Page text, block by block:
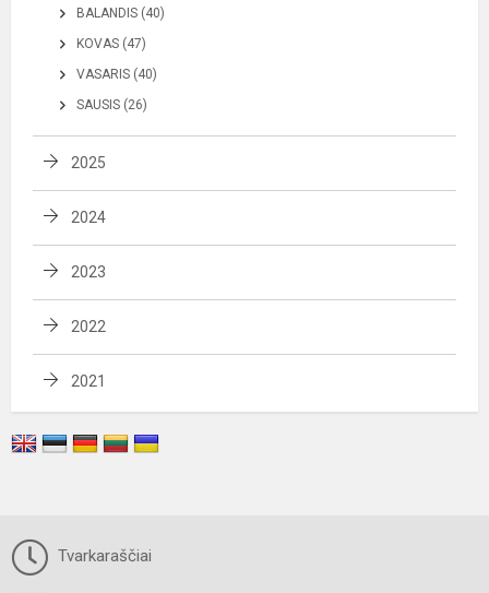
BALANDIS (40)
KOVAS (47)
VASARIS (40)
SAUSIS (26)
2025
2024
2023
2022
2021
Tvarkaraščiai